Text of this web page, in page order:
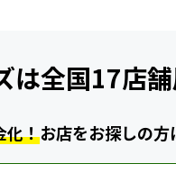
は全国17店舗
化！お店をお探しの方